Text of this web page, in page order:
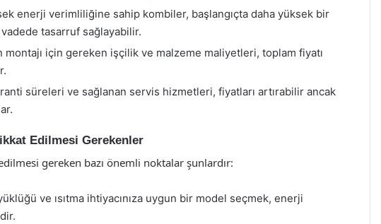
enerji verimliliğine sahip kombiler, başlangıçta daha yüksek bir
tasarruf sağlayabilir.
montajı için gereken işçilik ve malzeme maliyetleri, toplam fiyatı
süreleri ve sağlanan servis hizmetleri, fiyatları artırabilir ancak
Edilmesi Gerekenler
gereken bazı önemli noktalar şunlardır:
ve ısıtma ihtiyacınıza uygun bir model seçmek, enerji